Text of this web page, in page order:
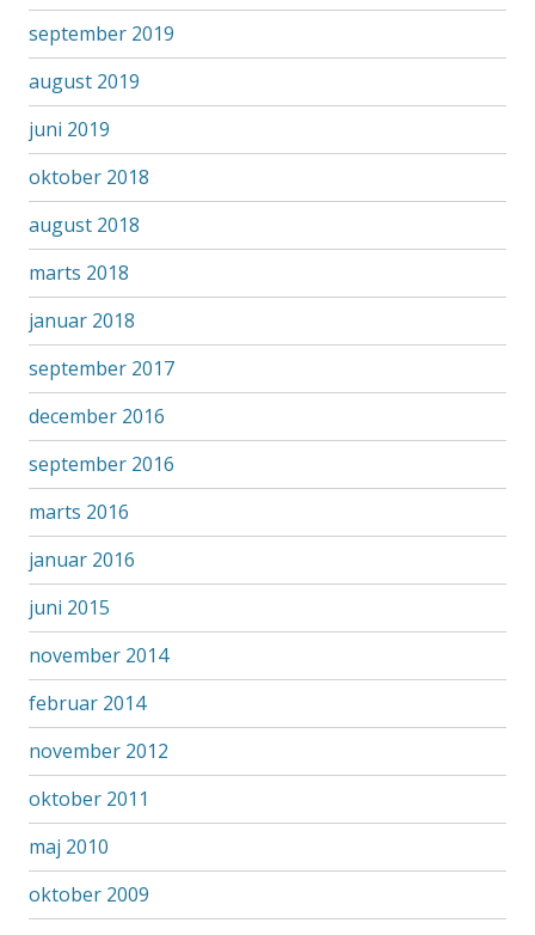
september 2019
august 2019
juni 2019
oktober 2018
august 2018
marts 2018
januar 2018
september 2017
december 2016
september 2016
marts 2016
januar 2016
juni 2015
november 2014
februar 2014
november 2012
oktober 2011
maj 2010
oktober 2009